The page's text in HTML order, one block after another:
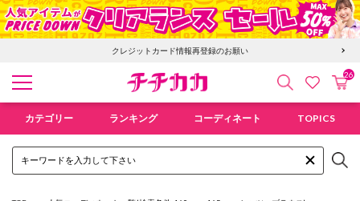
クレジットカード情報再登録のお願い
検索 お気にカ
26
カテゴリー ランキング コーディネート TOPICS